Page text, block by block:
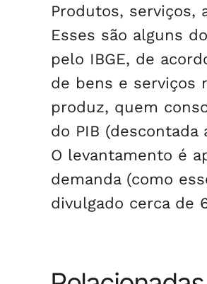
Produtos, serviços,
Esses são alguns
pelo IBGE, de
de bens e serviços
produz, quem
do PIB
O levantamento é
demanda (como
divulgado cerca de